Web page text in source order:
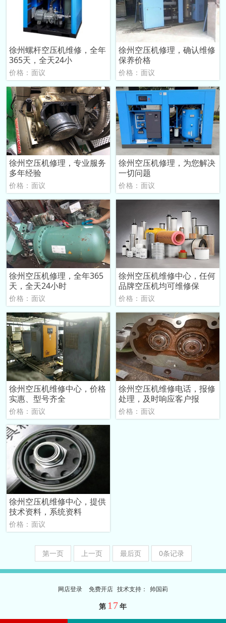
徐州螺杆空压机维修，全年
365天，全天24小
价格：面议
徐州空压机修理，确认维修
保养价格
价格：面议
徐州空压机修理，专业服务
多年经验
价格：面议
徐州空压机修理，为您解决
一切问题
价格：面议
徐州空压机修理，全年365
天，全天24小时
价格：面议
徐州空压机维修中心，任何
品牌空压机均可维修保
价格：面议
徐州空压机维修中心，价格
实惠、型号齐全
价格：面议
徐州空压机维修电话，报修
处理，及时响应客户报
价格：面议
徐州空压机维修中心，提供
技术资料，系统资料
价格：面议
第一页 上一页 最后页 0条记录
网店登录 免费开店 技术支持 ： 帅国莉
第 17年